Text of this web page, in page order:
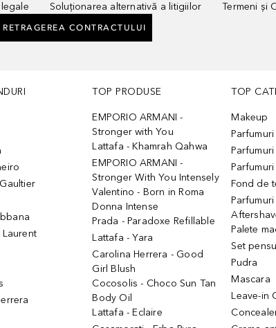
Soluționarea alternativă a litigiilor
Termeni și
RETRAGEREA CONTRACTULUI
Laurent
TOP PRODUSE
EMPORIO ARMANI -
Stronger with You
Lattafa - Khamrah Qahwa
EMPORIO ARMANI -
Stronger With You Intensely
Valentino - Born in Roma
Donna Intense
Prada - Paradoxe Refillable
Lattafa - Yara
Carolina Herrera - Good
Girl Blush
Cocosolis - Choco Sun Tan
Body Oil
Lattafa - Eclaire
TOP
Makeup
Parfumuri
Fond de
Palete
Set
Pudra
Mascara
Leave-in